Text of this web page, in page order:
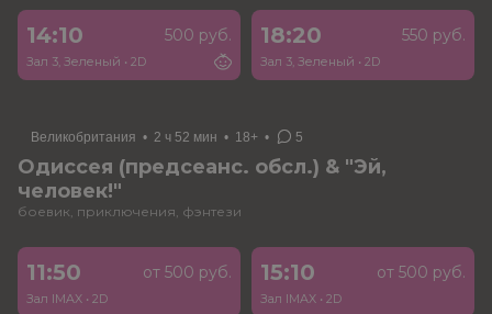
14:10 500 руб.
Зал 3, Зеленый • 2D
18:20 550 руб.
Зал 3, Зеленый • 2D
Великобритания • 2 ч 52 мин • 18+ • 5
Одиссея (предсеанс. обсл.) & "Эй,
человек!"
боевик, приключения, фэнтези
11:50 от 500 руб.
Зал IMAX • 2D
15:10 от 500 руб.
Зал IMAX • 2D